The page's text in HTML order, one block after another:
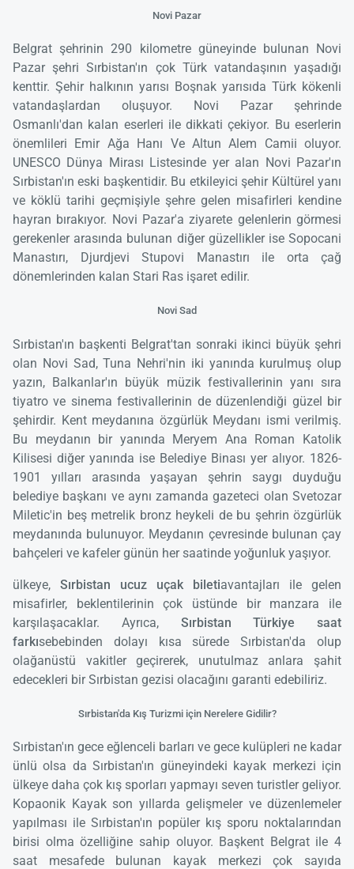
Novi Pazar
Belgrat şehrinin 290 kilometre güneyinde bulunan Novi
Pazar şehri Sırbistan'ın çok Türk vatandaşının yaşadığı
kenttir. Şehir halkının yarısı Boşnak yarısıda Türk kökenli
vatandaşlardan oluşuyor. Novi Pazar şehrinde
Osmanlı'dan kalan eserleri ile dikkati çekiyor. Bu eserlerin
önemlileri Emir Ağa Hanı Ve Altun Alem Camii oluyor.
UNESCO Dünya Mirası Listesinde yer alan Novi Pazar'ın
Sırbistan'ın eski başkentidir. Bu etkileyici şehir Kültürel yanı
ve köklü tarihi geçmişiyle şehre gelen misafirleri kendine
hayran bırakıyor. Novi Pazar'a ziyarete gelenlerin görmesi
gerekenler arasında bulunan diğer güzellikler ise Sopocani
Manastırı, Djurdjevi Stupovi Manastırı ile orta çağ
dönemlerinden kalan Stari Ras işaret edilir.
Novi Sad
Sırbistan'ın başkenti Belgrat'tan sonraki ikinci büyük şehri
olan Novi Sad, Tuna Nehri'nin iki yanında kurulmuş olup
yazın, Balkanlar'ın büyük müzik festivallerinin yanı sıra
tiyatro ve sinema festivallerinin de düzenlendiği güzel bir
şehirdir. Kent meydanına özgürlük Meydanı ismi verilmiş.
Bu meydanın bir yanında Meryem Ana Roman Katolik
Kilisesi diğer yanında ise Belediye Binası yer alıyor. 1826-
1901 yılları arasında yaşayan şehrin saygı duyduğu
belediye başkanı ve aynı zamanda gazeteci olan Svetozar
Miletic'in beş metrelik bronz heykeli de bu şehrin özgürlük
meydanında bulunuyor. Meydanın çevresinde bulunan çay
bahçeleri ve kafeler günün her saatinde yoğunluk yaşıyor.
ülkeye, Sırbistan ucuz uçak biletiavantajları ile gelen
misafirler, beklentilerinin çok üstünde bir manzara ile
karşılaşacaklar. Ayrıca, Sırbistan Türkiye saat
farkısebebinden dolayı kısa sürede Sırbistan'da olup
olağanüstü vakitler geçirerek, unutulmaz anlara şahit
edecekleri bir Sırbistan gezisi olacağını garanti edebiliriz.
Sırbistan'da Kış Turizmi için Nerelere Gidilir?
Sırbistan'ın gece eğlenceli barları ve gece kulüpleri ne kadar
ünlü olsa da Sırbistan'ın güneyindeki kayak merkezi için
ülkeye daha çok kış sporları yapmayı seven turistler geliyor.
Kopaonik Kayak son yıllarda gelişmeler ve düzenlemeler
yapılması ile Sırbistan'ın popüler kış sporu noktalarından
birisi olma özelliğine sahip oluyor. Başkent Belgrat ile 4
saat mesafede bulunan kayak merkezi çok sayıda